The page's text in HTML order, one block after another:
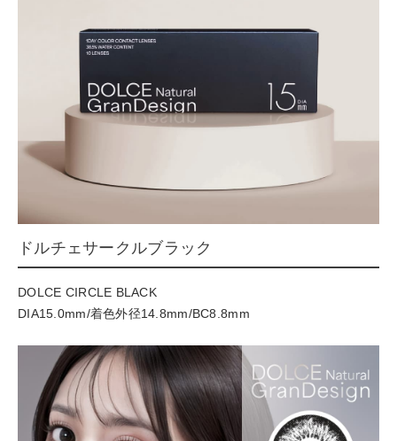
ドルチェサークルブラック
DOLCE CIRCLE BLACK
DIA15.0mm/着色外径14.8mm/BC8.8mm